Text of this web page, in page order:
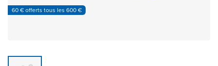
60 € offerts tous les 600 €